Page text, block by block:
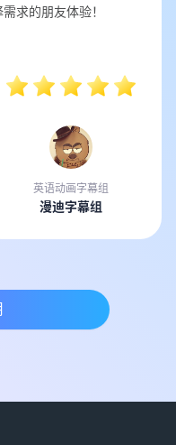
需求的朋友体验！
英语动画字幕组
漫迪字幕组